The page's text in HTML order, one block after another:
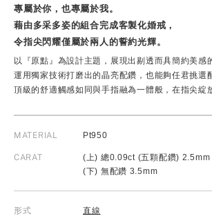
專屬於你，也專屬於我。
藉由多采多姿的組合完成客製化婚戒，
令指尖閃耀僅屬於兩人的誓約光輝。
以『原點』為設計主題，展現出剔透而具簡約美感
運用獨家技術打磨出的晶亮配鑽，也能夠任君挑選
頂級的舒適觸感如同與手指融為一體般，在指尖綻
MATERIAL Pt950
CARAT
(上) 總0.09ct (五顆配鑽) 2.5mm
(下) 無配鑽 3.5mm
形式 直線